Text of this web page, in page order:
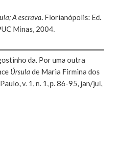
A escrava. Florianópolis: Ed.
Minas, 2004.
da. Por uma outra
Úrsula de Maria Firmina dos
Paulo, v. 1, n. 1, p. 86-95, jan/jul,